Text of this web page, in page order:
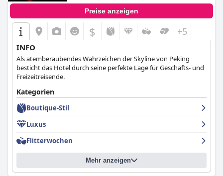
Preise anzeigen
$ +5
INFO
Als atemberaubendes Wahrzeichen der Skyline von Peking
besticht das Hotel durch seine perfekte Lage für Geschäfts- und
Freizeitreisende.
Kategorien
Boutique-Stil
Luxus
Flitterwochen
Mehr anzeigen